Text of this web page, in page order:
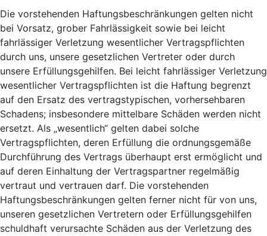
Die vorstehenden Haftungsbeschränkungen gelten nicht
bei Vorsatz, grober Fahrlässigkeit sowie bei leicht
fahrlässiger Verletzung wesentlicher Vertragspflichten
durch uns, unsere gesetzlichen Vertreter oder durch
unsere Erfüllungsgehilfen. Bei leicht fahrlässiger Verletzung
wesentlicher Vertragspflichten ist die Haftung begrenzt
auf den Ersatz des vertragstypischen, vorhersehbaren
Schadens; insbesondere mittelbare Schäden werden nicht
ersetzt. Als „wesentlich“ gelten dabei solche
Vertragspflichten, deren Erfüllung die ordnungsgemäße
Durchführung des Vertrags überhaupt erst ermöglicht und
auf deren Einhaltung der Vertragspartner regelmäßig
vertraut und vertrauen darf. Die vorstehenden
Haftungsbeschränkungen gelten ferner nicht für von uns,
unseren gesetzlichen Vertretern oder Erfüllungsgehilfen
schuldhaft verursachte Schäden aus der Verletzung des